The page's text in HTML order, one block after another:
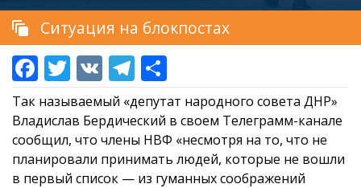
Ситуация на блокпостах
Так называемый «депутат народного совета ДНР»
Владислав Бердический в своем Телеграмм-канале
сообщил, что члены НВФ «несмотря на то, что не
планировали принимать людей, которые не вошли
в первый список — из гуманных соображений